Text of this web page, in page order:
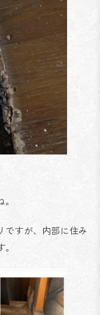
ですが、内部に住み